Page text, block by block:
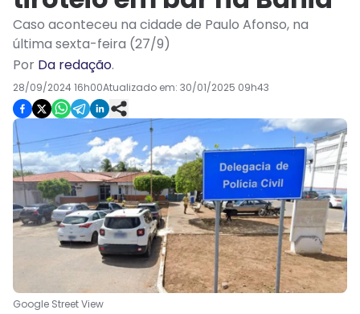
Caso aconteceu na cidade de Paulo Afonso, na
última sexta-feira (27/9)
Por Da redação.
28/09/2024 16h00Atualizado em: 30/01/2025 09h43
Google Street View